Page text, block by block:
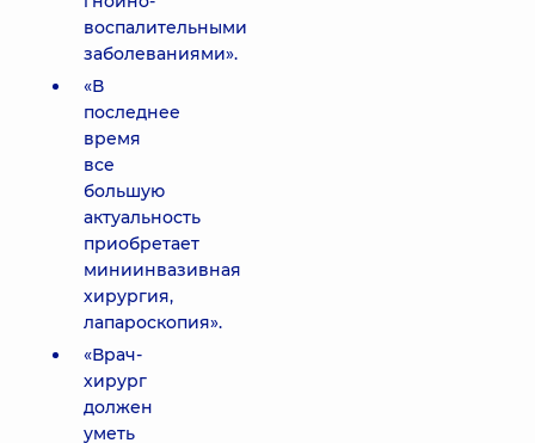
воспалительными
заболеваниями».
«В
последнее
время
все
большую
актуальность
приобретает
миниинвазивная
хирургия,
лапароскопия».
«Врач-
хирург
должен
уметь